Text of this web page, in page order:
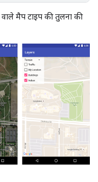
मैप टाइप की तुलना की